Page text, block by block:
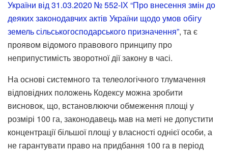
України від 31.03.2020 № 552-ІХ “Про внесення змін до
деяких законодавчих актів України щодо умов обігу
земель сільськогосподарського призначення”, та є
проявом відомого правового принципу про
неприпустимість зворотної дії закону в часі.
На основі системного та телеологічного тлумачення
відповідних положень Кодексу можна зробити
висновок, що, встановлюючи обмеження площі у
розмірі 100 га, законодавець мав на меті не допустити
концентрації більшої площі у власності однієї особи, а
не гарантувати право на придбання 100 га в період